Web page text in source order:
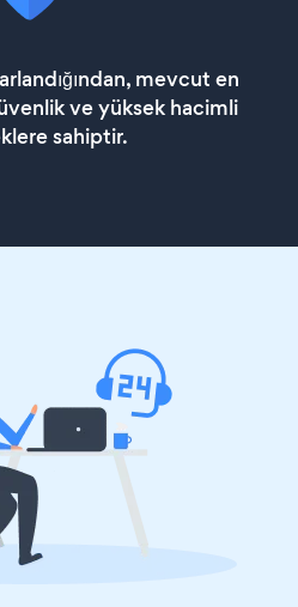
mevcut en
ve yüksek hacimli
sahiptir.